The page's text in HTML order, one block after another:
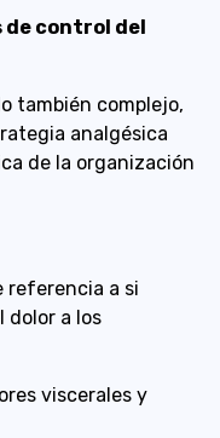
control del
también complejo,
analgésica
de la organización
referencia a si
dolor a los
viscerales y